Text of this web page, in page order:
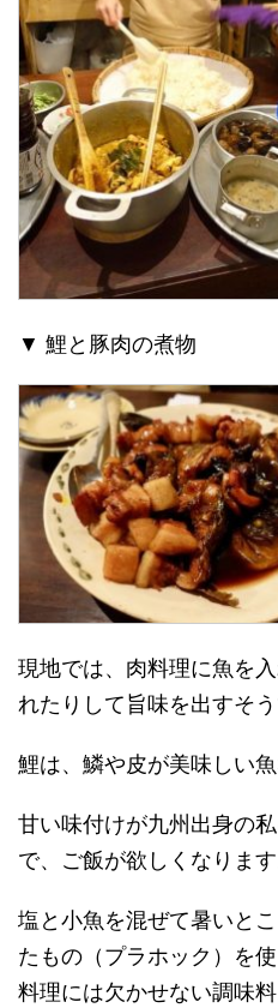
▼ 鯉と豚肉の煮物
現地では、肉料理に魚を
れたりして旨味を出すそう
鯉は、鱗や皮が美味しい魚
甘い味付けが九州出身の
で、ご飯が欲しくなります
塩と小魚を混ぜて暑いと
たもの（プラホック）を
料理には欠かせない調味料